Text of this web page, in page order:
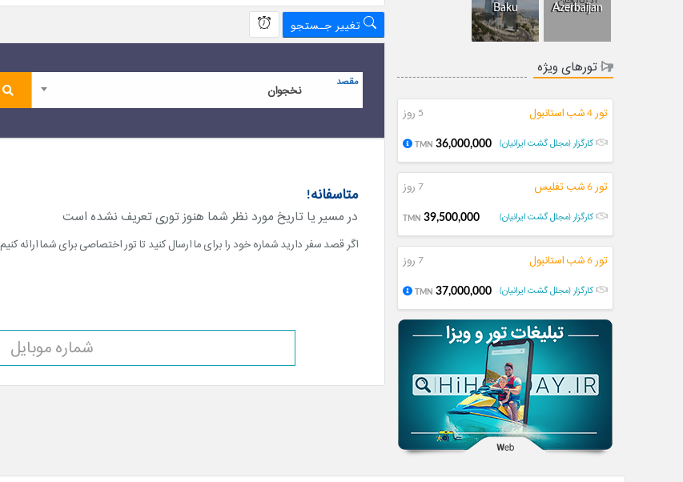
Azerbaijan
Baku
تورهای ویژه
تور 4 شب استانبول 5 روز
کارگزار (مجلل گشت ایرانیان) 36,000,000
TMN
تور 6 شب تفلیس 7 روز
کارگزار (مجلل گشت ایرانیان) 39,500,000
TMN
تور 6 شب استانبول 7 روز
کارگزار (مجلل گشت ایرانیان) 37,000,000
TMN
تغییر جـستجو
مقصد
نخجوان
متاسفانه!
در مسیر یا تاریخ مورد نظر شما هنوز توری تعریف نشده است
اگر قصد سفر دارید شماره خود را برای ما ارسال کنید تا تور اختصاصی برای شما ارائه کنیم